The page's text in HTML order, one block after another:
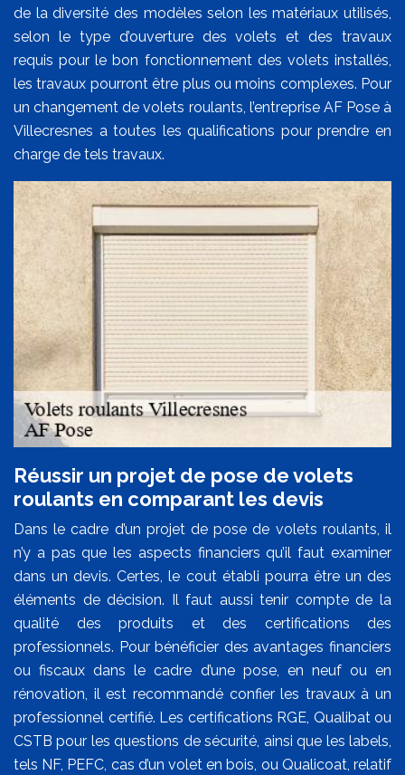
de la diversité des modèles selon les matériaux utilisés,
selon le type d’ouverture des volets et des travaux
requis pour le bon fonctionnement des volets installés,
les travaux pourront être plus ou moins complexes. Pour
un changement de volets roulants, l’entreprise AF Pose à
Villecresnes a toutes les qualifications pour prendre en
charge de tels travaux.
Réussir un projet de pose de volets
roulants en comparant les devis
Dans le cadre d’un projet de pose de volets roulants, il
n’y a pas que les aspects financiers qu’il faut examiner
dans un devis. Certes, le cout établi pourra être un des
éléments de décision. Il faut aussi tenir compte de la
qualité des produits et des certifications des
professionnels. Pour bénéficier des avantages financiers
ou fiscaux dans le cadre d’une pose, en neuf ou en
rénovation, il est recommandé confier les travaux à un
professionnel certifié. Les certifications RGE, Qualibat ou
CSTB pour les questions de sécurité, ainsi que les labels,
tels NF, PEFC, cas d’un volet en bois, ou Qualicoat, relatif